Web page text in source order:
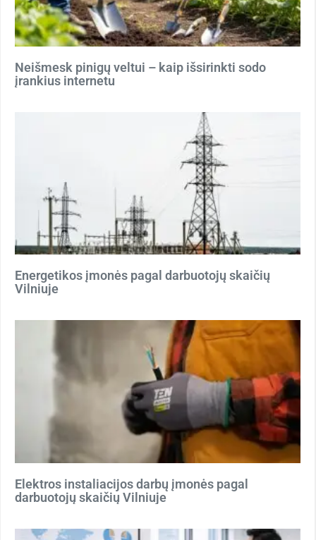
Neišmesk pinigų veltui – kaip išsirinkti sodo
įrankius internetu
Energetikos įmonės pagal darbuotojų skaičių
Vilniuje
Elektros instaliacijos darbų įmonės pagal
darbuotojų skaičių Vilniuje